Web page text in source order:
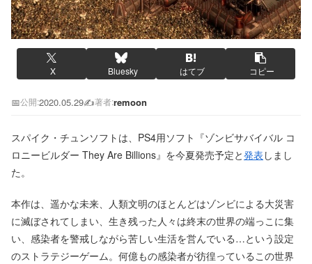
X Bluesky はてブ コピー
📅公開:2020.05.29✍️著者:remoon
スパイク・チュンソフトは、PS4用ソフト『ゾンビサバイバル コ
ロニービルダー They Are Billions』を今夏発売予定と発表 しまし
た。
本作は、遥かな未来、人類文明のほとんどはゾンビによる大災害
に滅ぼされてしまい、生き残った人々は終末の世界の端っこに集
い、感染者を警戒しながら苦しい生活を営んでいる…という設定
のストラテジーゲーム。何億もの感染者が彷徨っているこの世界